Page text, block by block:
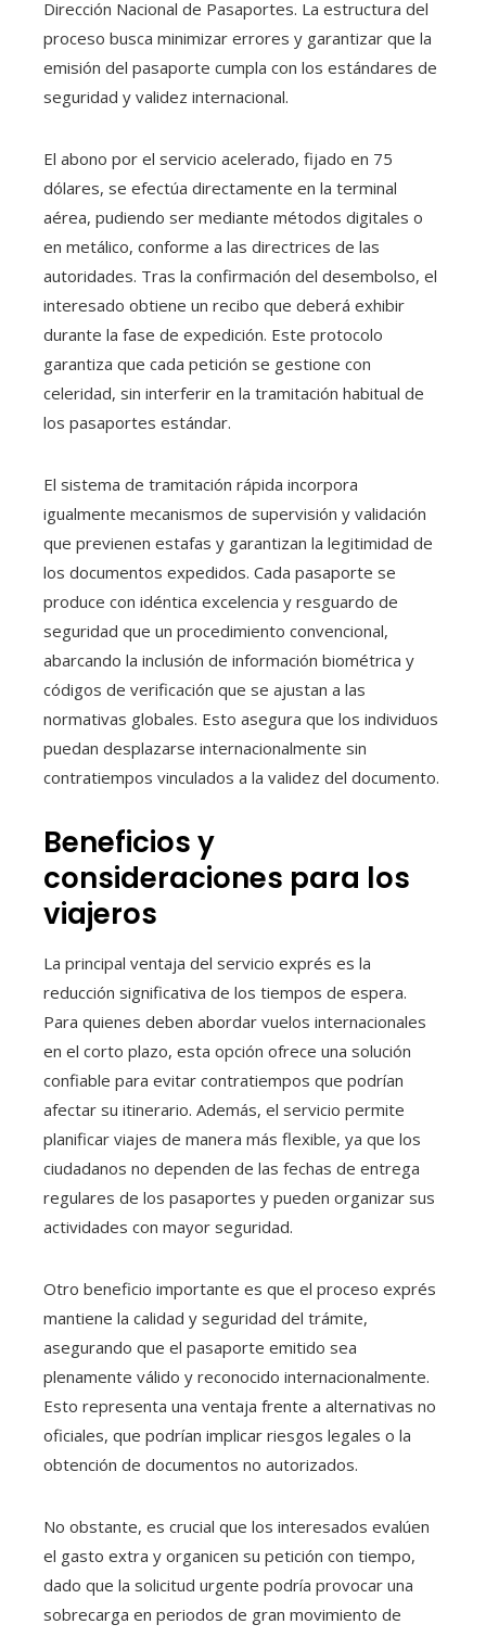
Dirección Nacional de Pasaportes. La estructura del
proceso busca minimizar errores y garantizar que la
emisión del pasaporte cumpla con los estándares de
seguridad y validez internacional.
El abono por el servicio acelerado, fijado en 75
dólares, se efectúa directamente en la terminal
aérea, pudiendo ser mediante métodos digitales o
en metálico, conforme a las directrices de las
autoridades. Tras la confirmación del desembolso, el
interesado obtiene un recibo que deberá exhibir
durante la fase de expedición. Este protocolo
garantiza que cada petición se gestione con
celeridad, sin interferir en la tramitación habitual de
los pasaportes estándar.
El sistema de tramitación rápida incorpora
igualmente mecanismos de supervisión y validación
que previenen estafas y garantizan la legitimidad de
los documentos expedidos. Cada pasaporte se
produce con idéntica excelencia y resguardo de
seguridad que un procedimiento convencional,
abarcando la inclusión de información biométrica y
códigos de verificación que se ajustan a las
normativas globales. Esto asegura que los individuos
puedan desplazarse internacionalmente sin
contratiempos vinculados a la validez del documento.
Beneficios y
consideraciones para los
viajeros
La principal ventaja del servicio exprés es la
reducción significativa de los tiempos de espera.
Para quienes deben abordar vuelos internacionales
en el corto plazo, esta opción ofrece una solución
confiable para evitar contratiempos que podrían
afectar su itinerario. Además, el servicio permite
planificar viajes de manera más flexible, ya que los
ciudadanos no dependen de las fechas de entrega
regulares de los pasaportes y pueden organizar sus
actividades con mayor seguridad.
Otro beneficio importante es que el proceso exprés
mantiene la calidad y seguridad del trámite,
asegurando que el pasaporte emitido sea
plenamente válido y reconocido internacionalmente.
Esto representa una ventaja frente a alternativas no
oficiales, que podrían implicar riesgos legales o la
obtención de documentos no autorizados.
No obstante, es crucial que los interesados evalúen
el gasto extra y organicen su petición con tiempo,
dado que la solicitud urgente podría provocar una
sobrecarga en periodos de gran movimiento de